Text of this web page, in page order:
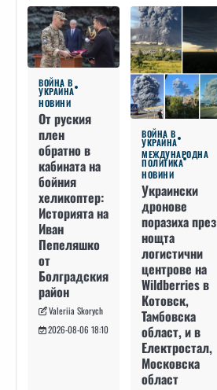
ВОЙНА В
УКРАЙНА
НОВИНИ
От руския
плен
обратно в
кабината на
бойния
хеликоптер:
Историята на
Иван
Пепеляшко
от
Болградския
район
Valeriia Skorych
2026-08-06 18:10
ВОЙНА В
УКРАЙНА
МЕЖДУНАРОДНА
ПОЛИТИКА
НОВИНИ
Украински
дронове
поразиха през
нощта
логистични
центрове на
Wildberries в
Котовск,
Тамбовска
област, и в
Електростал,
Московска
област